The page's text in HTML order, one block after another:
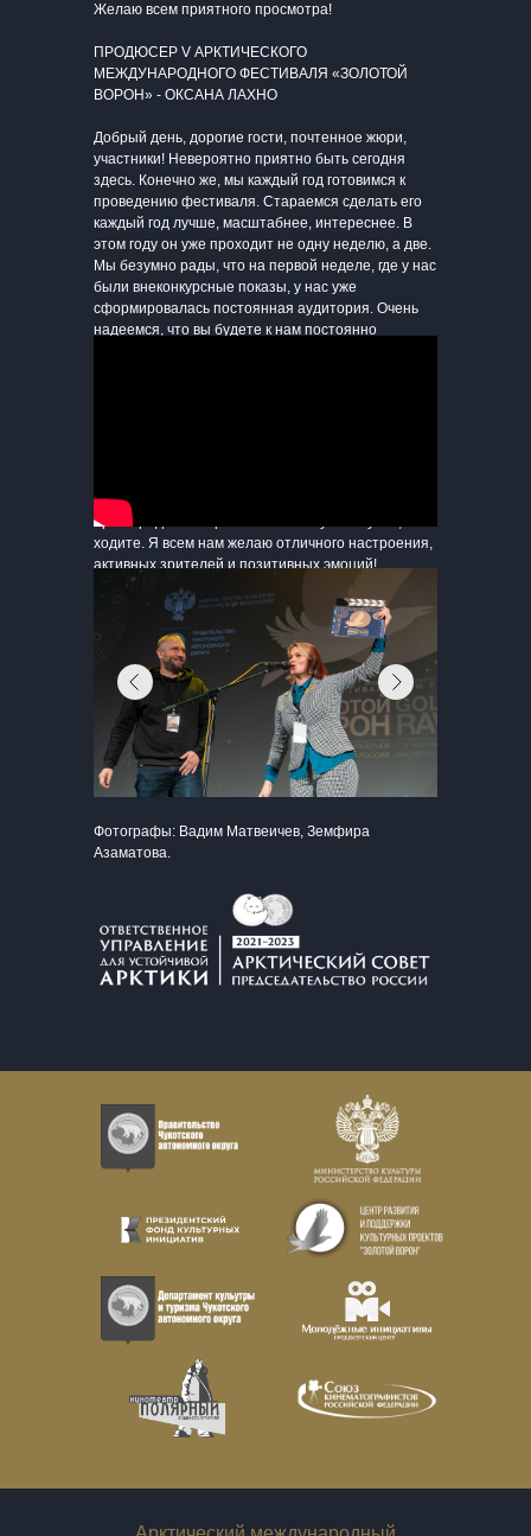
Желаю всем приятного просмотра!
ПРОДЮСЕР V АРКТИЧЕСКОГО
МЕЖДУНАРОДНОГО ФЕСТИВАЛЯ «ЗОЛОТОЙ
ВОРОН» - ОКСАНА ЛАХНО
Добрый день, дорогие гости, почтенное жюри,
участники! Невероятно приятно быть сегодня
здесь. Конечно же, мы каждый год готовимся к
проведению фестиваля. Стараемся сделать его
каждый год лучше, масштабнее, интереснее. В
этом году он уже проходит не одну неделю, а две.
Мы безумно рады, что на первой неделе, где у нас
были внеконкурсные показы, у нас уже
сформировалась постоянная аудитория. Очень
надеемся, что вы будете к нам постоянно
очередь – для зрителей. Именно поэтому Гран-
при определяет зритель. Поэтому голосуйте,
ходите. Я всем нам желаю отличного настроения,
активных зрителей и позитивных эмоций!
Хочется сказать, что для меня лично (я шестой
год приезжаю на Чукотку) Чукотка стала
ассоциироваться с родным местом, я не могу
отделить себя от неё, зрителей многих я уже
знаю – это родные люди, родная земля, родное
Фотографы: Вадим Матвеичев, Земфира
Азаматова.